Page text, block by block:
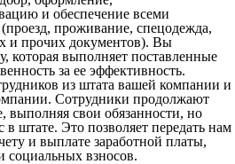
и обеспечение всеми
проживание, спецодежда,
и прочих документов). Вы
которая выполняет поставленные
за ее эффективность.
из штата вашей компании и
Сотрудники продолжают
выполняя свои обязанности, но
в штате. Это позволяет передать нам
и выплате заработной платы,
взносов.